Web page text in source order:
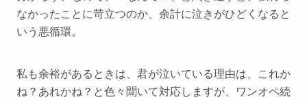
なかったことに苛立つのか、余計に泣きがひどくなると
いう悪循環。
私も余裕があるときは、君が泣いている理由は、これか
ね？あれかね？と色々聞いて対応しますが、ワンオペ続